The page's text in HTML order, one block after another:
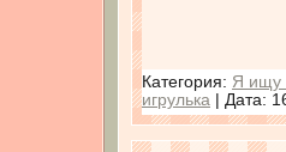
Категория: Я ищу
игрулька | Дата: